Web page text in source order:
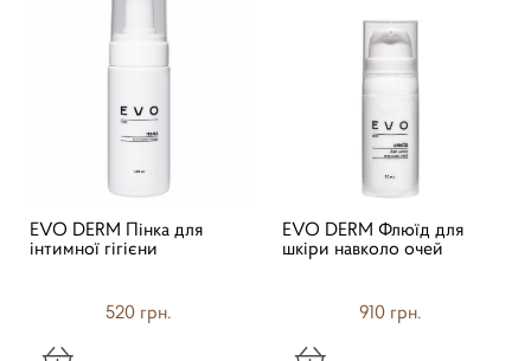
EVO DERM Пінка для
інтимної гігієни
520 грн.
EVO DERM Флюїд для
шкіри навколо очей
910 грн.